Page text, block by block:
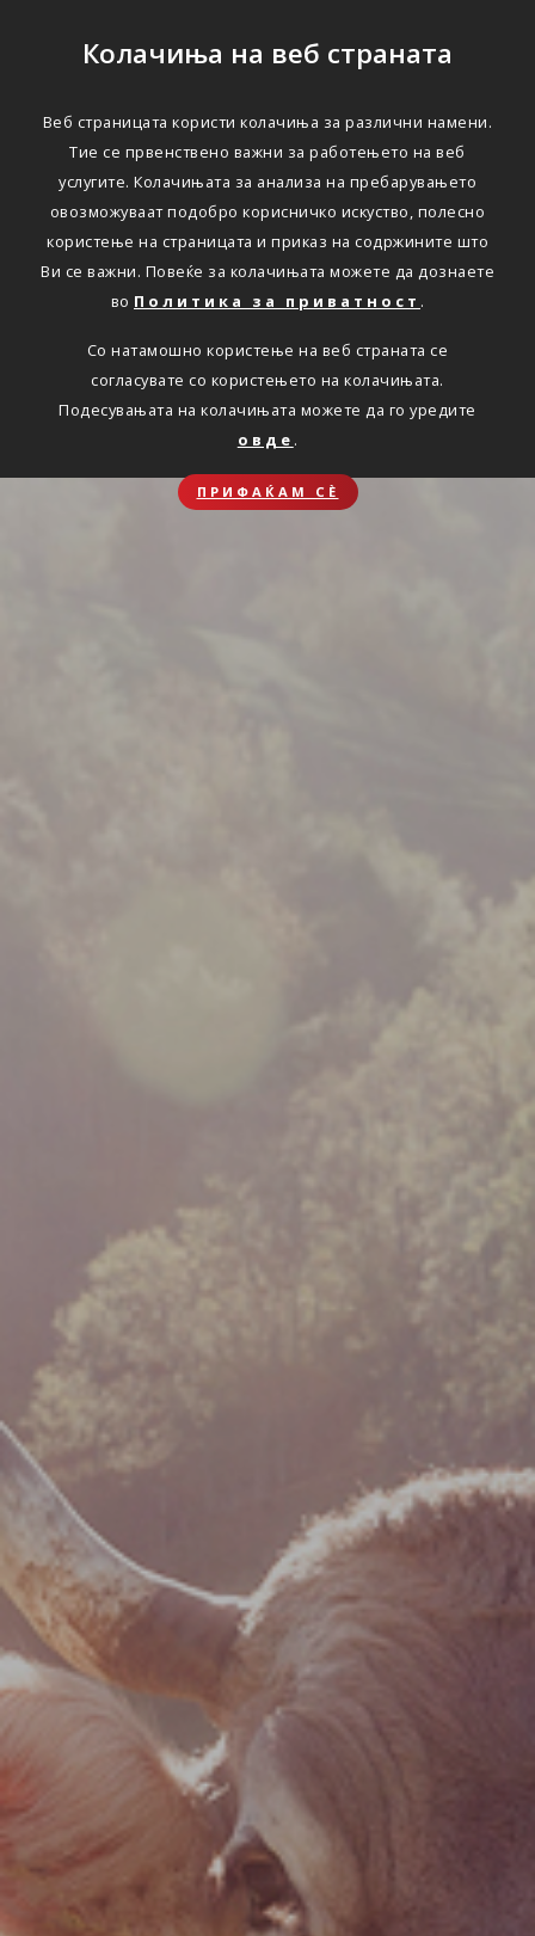
Колачиња на веб страната
Веб страницата користи колачиња за различни намени.
Тие се првенствено важни за работењето на веб
услугите. Колачињата за анализа на пребарувањето
овозможуваат подобро корисничко искуство, полесно
користење на страницата и приказ на содржините што
Ви се важни. Повеќе за колачињата можете да дознаете
во Политика за приватност .
Со натамошно користење на веб страната се
согласувате со користењето на колачињата.
Подесувањата на колачињата можете да го уредите
овде .
ПРИФАЌАМ СЀ